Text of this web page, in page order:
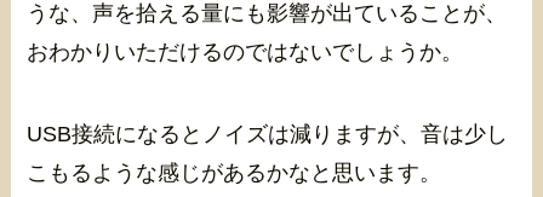
うな、声を拾える量にも影響が出ていることが、
おわかりいただけるのではないでしょうか。
USB接続になるとノイズは減りますが、音は少し
こもるような感じがあるかなと思います。